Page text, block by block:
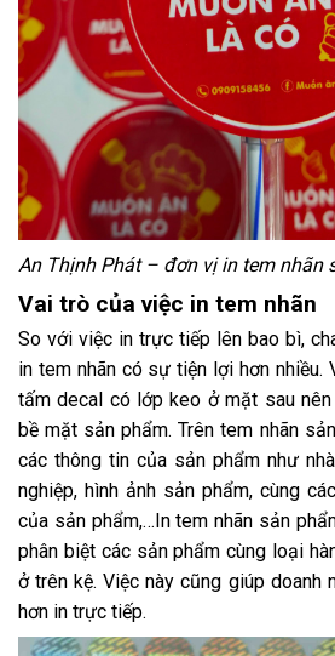
An Thịnh Phát – đơn vị in tem nhãn
Vai trò của việc in tem nhãn
So với việc in trực tiếp lên bao bì,
in tem nhãn có sự tiện lợi hơn nhiều.
tấm decal có lớp keo ở mặt sau
bề mặt sản phẩm. Trên tem nhãn
các thông tin của sản phẩm như
nghiệp, hình ảnh sản phẩm, cùng
của sản phẩm,…In tem nhãn sản
phân biệt các sản phẩm cùng loại
ở trên kệ. Việc này cũng giúp doanh
hơn in trực tiếp.